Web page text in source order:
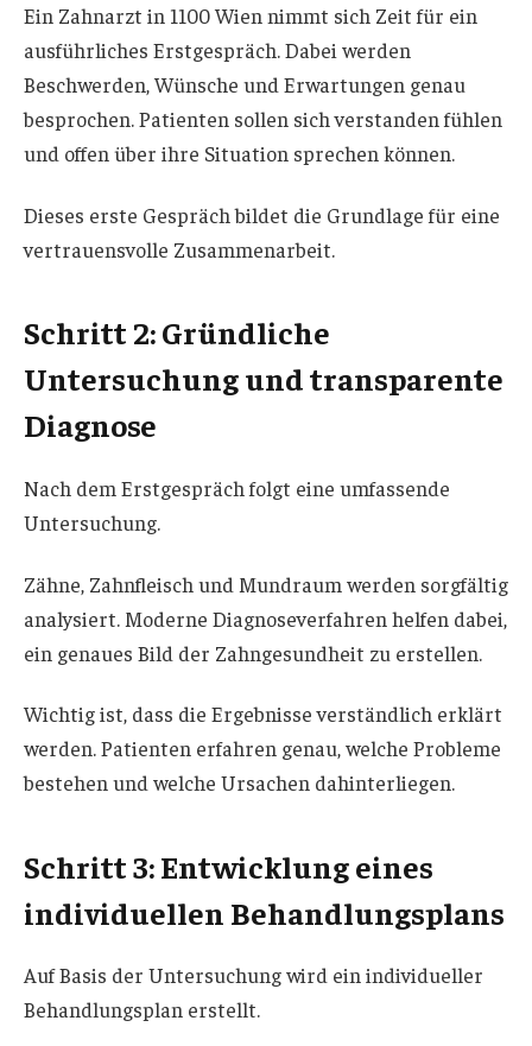
Ein Zahnarzt in 1100 Wien nimmt sich Zeit für ein
ausführliches Erstgespräch. Dabei werden
Beschwerden, Wünsche und Erwartungen genau
besprochen. Patienten sollen sich verstanden fühlen
und offen über ihre Situation sprechen können.
Dieses erste Gespräch bildet die Grundlage für eine
vertrauensvolle Zusammenarbeit.
Schritt 2: Gründliche
Untersuchung und transparente
Diagnose
Nach dem Erstgespräch folgt eine umfassende
Untersuchung.
Zähne, Zahnfleisch und Mundraum werden sorgfältig
analysiert. Moderne Diagnoseverfahren helfen dabei,
ein genaues Bild der Zahngesundheit zu erstellen.
Wichtig ist, dass die Ergebnisse verständlich erklärt
werden. Patienten erfahren genau, welche Probleme
bestehen und welche Ursachen dahinterliegen.
Schritt 3: Entwicklung eines
individuellen Behandlungsplans
Auf Basis der Untersuchung wird ein individueller
Behandlungsplan erstellt.